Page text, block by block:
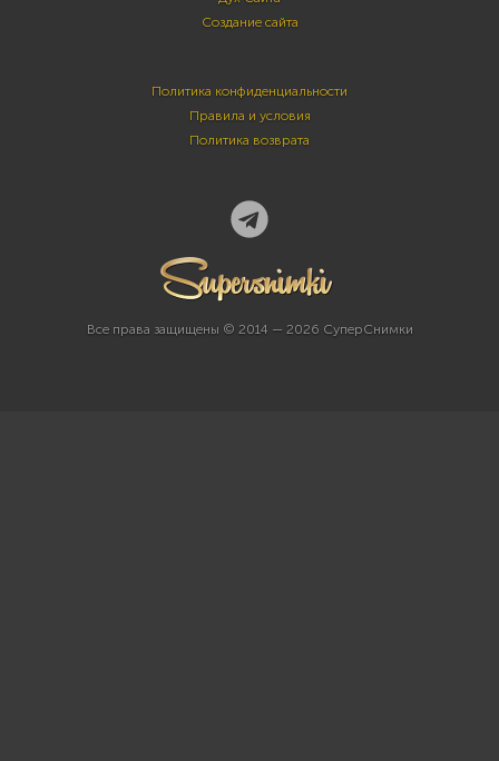
Создание сайта
Политика конфиденциальности
Правила и условия
Политика возврата
Все права защищены © 2014 — 2026 СуперСнимки